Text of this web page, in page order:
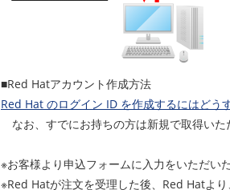
■Red Hatアカウント作成方法
Red Hat のログイン ID を作成するにはどう
なお、すでにお持ちの方は新規で取得いた
※お客様より申込フォームに入力をいただい
※Red Hatが注文を受理した後、Red Hatよ